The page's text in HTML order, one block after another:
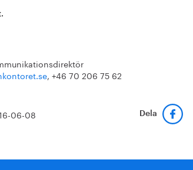
, +46 70 206 75 62
06-08 Dela